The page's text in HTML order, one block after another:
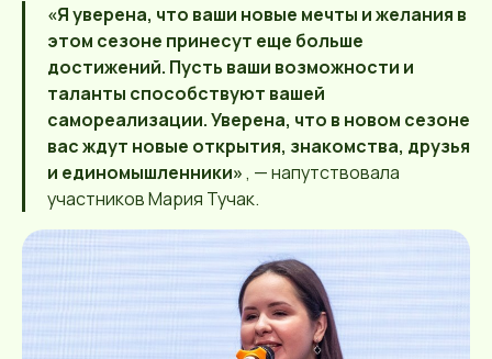
«Я уверена, что ваши новые мечты и желания в
этом сезоне принесут еще больше
достижений. Пусть ваши возможности и
таланты способствуют вашей
самореализации. Уверена, что в новом сезоне
вас ждут новые открытия, знакомства, друзья
и единомышленники», — напутствовала
участников Мария Тучак.